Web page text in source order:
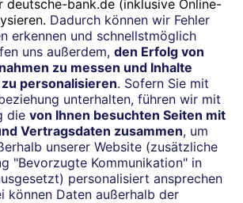
vereinbaren
910-100 61